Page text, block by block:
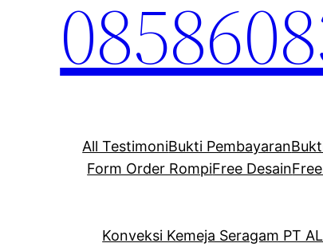
All TestimoniBukti Pembayaran
Form Order RompiFree Desain
Konveksi Kemeja Seragam PT